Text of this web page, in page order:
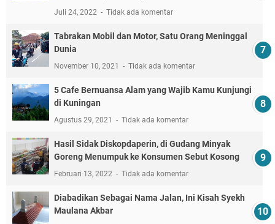
Juli 24, 2022 Tidak ada komentar
Tabrakan Mobil dan Motor, Satu Orang Meninggal
Dunia
November 10, 2021 Tidak ada komentar
5 Cafe Bernuansa Alam yang Wajib Kamu Kunjungi
di Kuningan
Agustus 29, 2021 Tidak ada komentar
Hasil Sidak Diskopdaperin, di Gudang Minyak
Goreng Menumpuk ke Konsumen Sebut Kosong
Februari 13, 2022 Tidak ada komentar
Diabadikan Sebagai Nama Jalan, Ini Kisah Syekh
Maulana Akbar